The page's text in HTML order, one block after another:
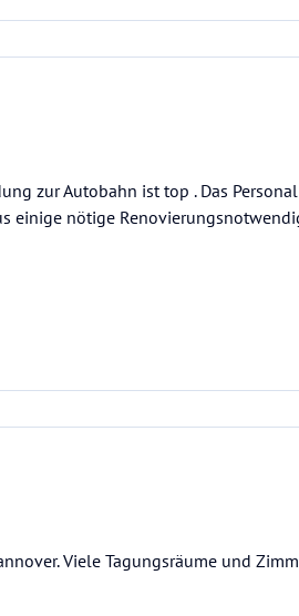
zur Autobahn ist top . Das
einige nötige
Viele Tagungsräume und